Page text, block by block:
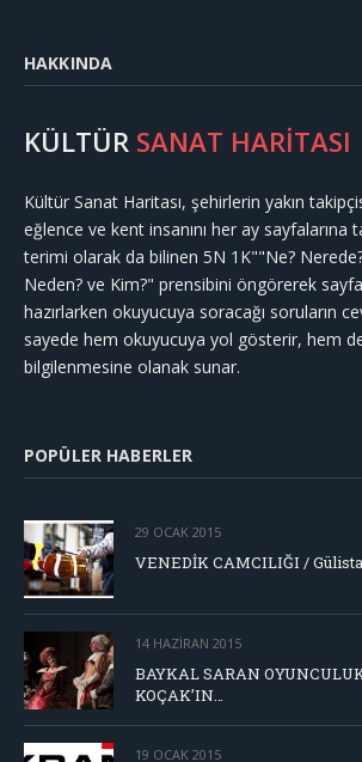
HAKKINDA
KÜLTÜR SANAT HARİTASI
Kültür Sanat Haritası, şehirlerin yakın
eğlence ve kent insanını her ay sayfalarına
terimi olarak da bilinen 5N 1K""Ne?
Neden? ve Kim?" prensibini öngörerek
hazırlarken okuyucuya soracağı soruların
sayede hem okuyucuya yol gösterir, hem
bilgilenmesine olanak sunar.
POPÜLER HABERLER
29 OCAK 2015
VENEDİK CAMCILIĞI /
14 HAZIRAN 2015
BAYKAL SARAN
KOÇAK’IN…
19 OCAK 2015